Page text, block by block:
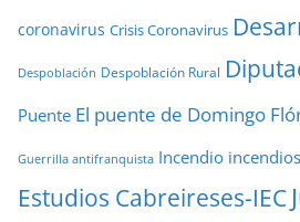
coronavirus Crisis Coronavirus
Despoblación Despoblación Rural
Puente El puente de Domingo
Guerrilla antifranquista Incendio incendios
Estudios Cabreireses-IEC